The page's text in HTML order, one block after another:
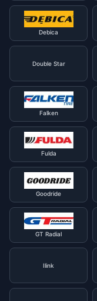
Debica
Double Star
Falken
Fulda
Goodride
GT Radial
Ilink